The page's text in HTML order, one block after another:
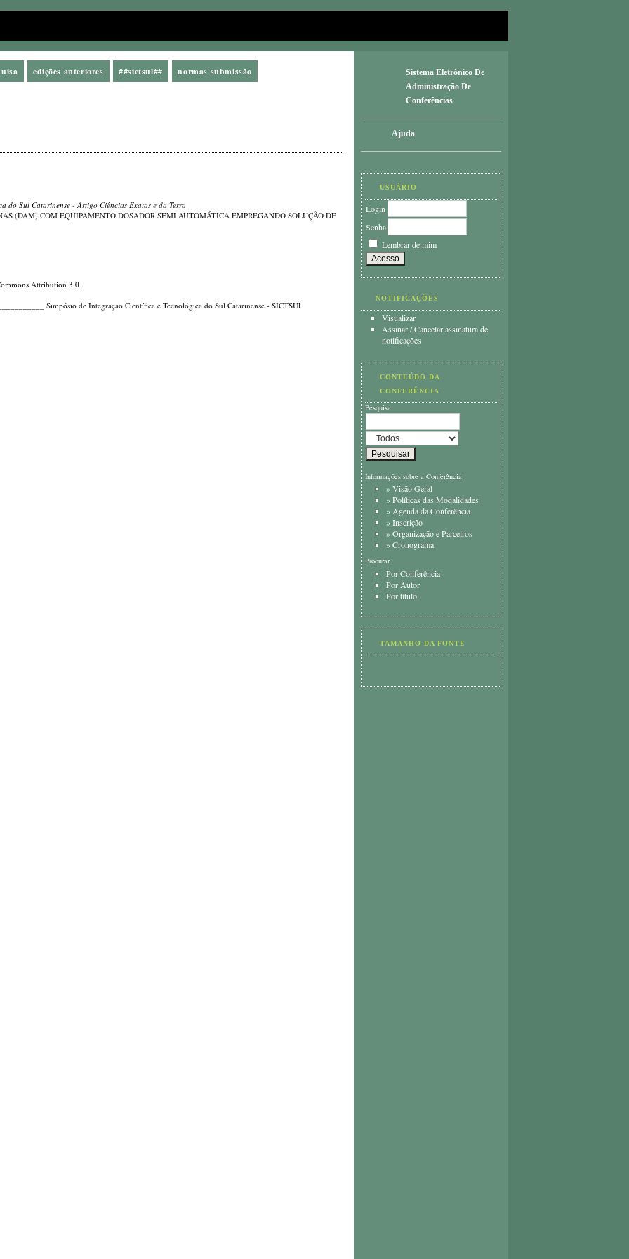
Sistema Eletrônico De
Administração De
Conferências
Ajuda
USUÁRIO
Login
Senha
Lembrar de mim
NOTIFICAÇÕES
Visualizar
Assinar/Cancelar assinatura de
notificações
CONTEÚDO DA
CONFERÊNCIA
Pesquisa
Informações sobre a Conferência
»Visão Geral
»Políticas das Modalidades
»Agenda da Conferência
»Inscrição
»Organização e Parceiros
»Cronograma
Procurar
Por Conferência
Por Autor
Por título
TAMANHO DA FONTE
edições anteriores ##sictsul## normas submissão
do Sul Catarinense - Artigo Ciências Exatas e da Terra
(DAM) COM EQUIPAMENTO DOSADOR SEMI AUTOMÁTICA EMPREGANDO SOLUÇÃO DE
Attribution 3.0 .
Simpósio de Integração Científica e Tecnológica do Sul Catarinense - SICTSUL